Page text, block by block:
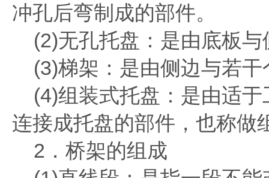
冲孔后弯制成的部件。
(2)无孔托盘：是由底板与
(3)梯架：是由侧边与若干
(4)组装式托盘：是由适于
连接成托盘的部件，也称做
2．桥架的组成